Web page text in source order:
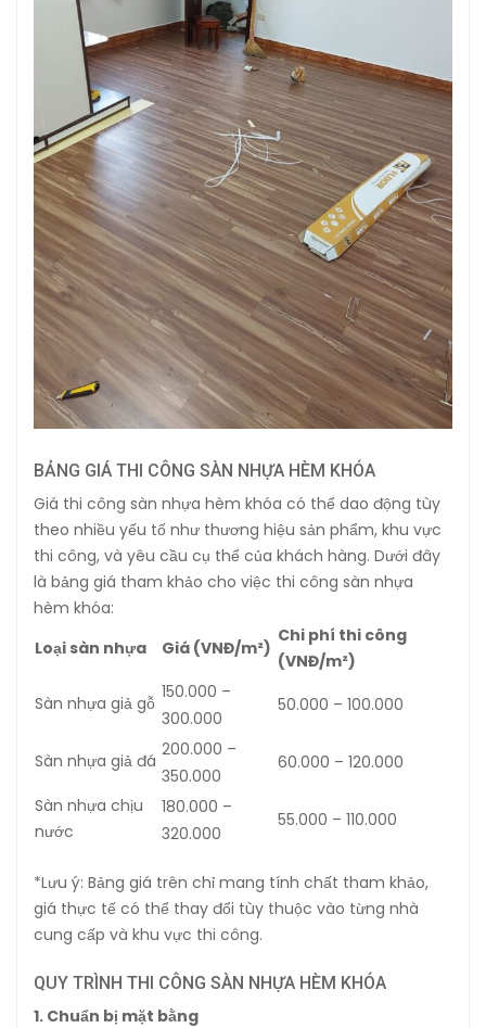
BẢNG GIÁ THI CÔNG SÀN NHỰA HÈM KHÓA
Giá thi công sàn nhựa hèm khóa có thể dao động tùy
theo nhiều yếu tố như thương hiệu sản phẩm, khu vực
thi công, và yêu cầu cụ thể của khách hàng. Dưới đây
là bảng giá tham khảo cho việc thi công sàn nhựa
hèm khóa:
Loại sàn nhựa
Giá (VNĐ/m²)
Chi phí thi công
(VNĐ/m²)
Sàn nhựa giả gỗ
150.000 –
300.000
50.000 – 100.000
Sàn nhựa giả đá
200.000 –
350.000
60.000 – 120.000
Sàn nhựa chịu
nước
180.000 –
320.000
55.000 – 110.000
*Lưu ý: Bảng giá trên chỉ mang tính chất tham khảo,
giá thực tế có thể thay đổi tùy thuộc vào từng nhà
cung cấp và khu vực thi công.
QUY TRÌNH THI CÔNG SÀN NHỰA HÈM KHÓA
1. Chuẩn bị mặt bằng